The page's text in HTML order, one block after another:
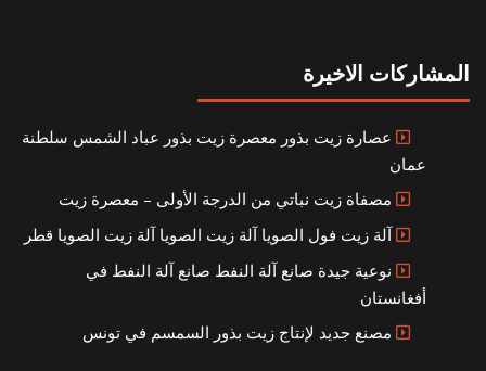
الاخيرة
عصارة زيت بذور معصرة زيت بذور عباد الشمس سلطنة
عمان
مصفاة زيت نباتي من الدرجة الأولى – معصرة زيت
آلة زيت فول الصويا آلة زيت الصويا آلة زيت الصويا قطر
نوعية جيدة صانع آلة النفط صانع آلة النفط في
أفغانستان
مصنع جديد لإنتاج زيت بذور السمسم في تونس